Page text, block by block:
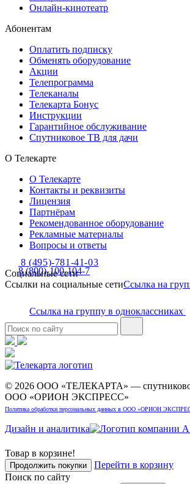
Онлайн-кинотеатр
Абонентам
Оплатить подписку
Обменять оборудование
Акции
Телепрограмма
Телеканалы
Телекарта Бонус
Инструкции
Гарантийное обслуживание
Спутниковое ТВ для дачи
О Телекарте
О Телекарте
Контакты и реквизиты
Лицензия
Партнёрам
Рекомендованное оборудование
Рекламные материалы
Вопросы и ответы
8 (800)-100-104-7
8 (495)-781-41-03
Социальные сети
Ссылки на социальные сетиСсылка на
Ссылка на группу в одноклассниках
© 2026 ООО «ТЕЛЕКАРТА» —
ООО «ОРИОН ЭКСПРЕСС»
Политика обработки персональных данных в ООО «ОРИОН
Дизайн и аналитика
Товар в корзине!
Продолжить покупки
Перейти в корзину
Поиск по сайту